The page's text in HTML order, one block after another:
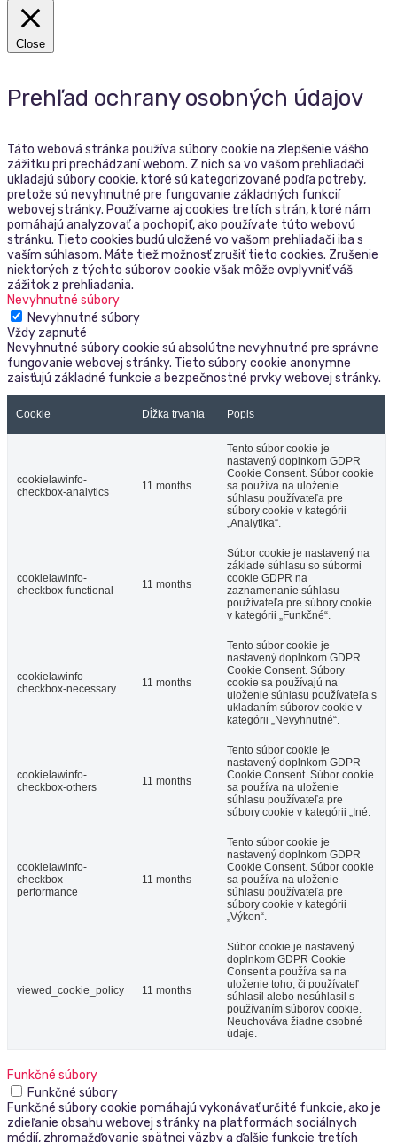
Close
Prehľad ochrany osobných údajov
Táto webová stránka používa súbory cookie na zlepšenie vášho
zážitku pri prechádzaní webom. Z nich sa vo vašom prehliadači
ukladajú súbory cookie, ktoré sú kategorizované podľa potreby,
pretože sú nevyhnutné pre fungovanie základných funkcií
webovej stránky. Používame aj cookies tretích strán, ktoré nám
pomáhajú analyzovať a pochopiť, ako používate túto webovú
stránku. Tieto cookies budú uložené vo vašom prehliadači iba s
vaším súhlasom. Máte tiež možnosť zrušiť tieto cookies. Zrušenie
niektorých z týchto súborov cookie však môže ovplyvniť váš
zážitok z prehliadania.
Nevyhnutné súbory
Nevyhnutné súbory
Vždy zapnuté
Nevyhnutné súbory cookie sú absolútne nevyhnutné pre správne
fungovanie webovej stránky. Tieto súbory cookie anonymne
zaisťujú základné funkcie a bezpečnostné prvky webovej stránky.
Cookie Dĺžka trvania Popis
cookielawinfo-
checkbox-analytics
11 months
Tento súbor cookie je
nastavený doplnkom GDPR
Cookie Consent. Súbor cookie
sa používa na uloženie
súhlasu používateľa pre
súbory cookie v kategórii
„Analytika“.
cookielawinfo-
checkbox-functional
11 months
Súbor cookie je nastavený na
základe súhlasu so súbormi
cookie GDPR na
zaznamenanie súhlasu
používateľa pre súbory cookie
v kategórii „Funkčné“.
cookielawinfo-
checkbox-necessary
11 months
Tento súbor cookie je
nastavený doplnkom GDPR
Cookie Consent. Súbory
cookie sa používajú na
uloženie súhlasu používateľa s
ukladaním súborov cookie v
kategórii „Nevyhnutné“.
cookielawinfo-
checkbox-others
11 months
Tento súbor cookie je
nastavený doplnkom GDPR
Cookie Consent. Súbor cookie
sa používa na uloženie
súhlasu používateľa pre
súbory cookie v kategórii „Iné.
cookielawinfo-
checkbox-
performance
11 months
Tento súbor cookie je
nastavený doplnkom GDPR
Cookie Consent. Súbor cookie
sa používa na uloženie
súhlasu používateľa pre
súbory cookie v kategórii
„Výkon“.
viewed_cookie_policy 11 months
Súbor cookie je nastavený
doplnkom GDPR Cookie
Consent a používa sa na
uloženie toho, či používateľ
súhlasil alebo nesúhlasil s
používaním súborov cookie.
Neuchováva žiadne osobné
údaje.
Funkčné súbory
Funkčné súbory
Funkčné súbory cookie pomáhajú vykonávať určité funkcie, ako je
zdieľanie obsahu webovej stránky na platformách sociálnych
médií, zhromažďovanie spätnej väzby a ďalšie funkcie tretích